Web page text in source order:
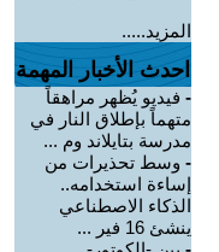
المزيد.....
احدث الأخبار المهمة
- فيديو يُظهر مراهقاً
متهماً بإطلاق النار في
مدرسة بتايلاند وم ...
- وسط تحذيرات من
إساءة استخدامه..
الذكاء الاصطناعي
ينشئ 16 فير ...